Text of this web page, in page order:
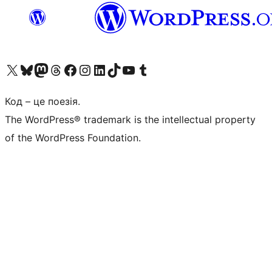
Visit our X (formerly Twitter) account
Visit our Bluesky account
Завітайте до нашої стрічки в Mastodon
Visit our Threads account
Завітайте на нашу сторінку в Facebook
Visit our Instagram account
Visit our LinkedIn account
Visit our TikTok account
Visit our YouTube channel
Visit our Tumblr account
Код – це поезія.
The WordPress® trademark is the intellectual property
of the WordPress Foundation.